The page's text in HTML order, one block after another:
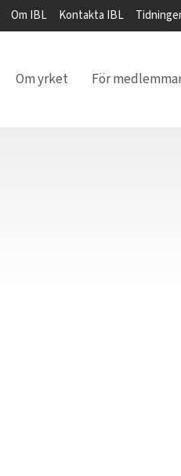
Om IBL Kontakta IBL
Om yrket För